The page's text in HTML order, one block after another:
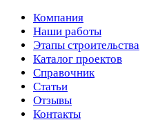
Компания
Наши работы
Этапы строительства
Каталог проектов
Справочник
Статьи
Отзывы
Контакты